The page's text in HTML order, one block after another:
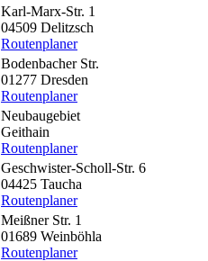
Karl-Marx-Str. 1
04509 Delitzsch
Routenplaner
Bodenbacher Str.
01277 Dresden
Routenplaner
Neubaugebiet
Geithain
Routenplaner
Geschwister-Scholl-Str. 6
04425 Taucha
Routenplaner
Meißner Str. 1
01689 Weinböhla
Routenplaner